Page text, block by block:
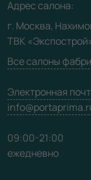
Видео
Карта сайта
Адрес салона:
г. Москва,
ТВК
Все салоны
Электронная
09:00-21:00
ежедневно